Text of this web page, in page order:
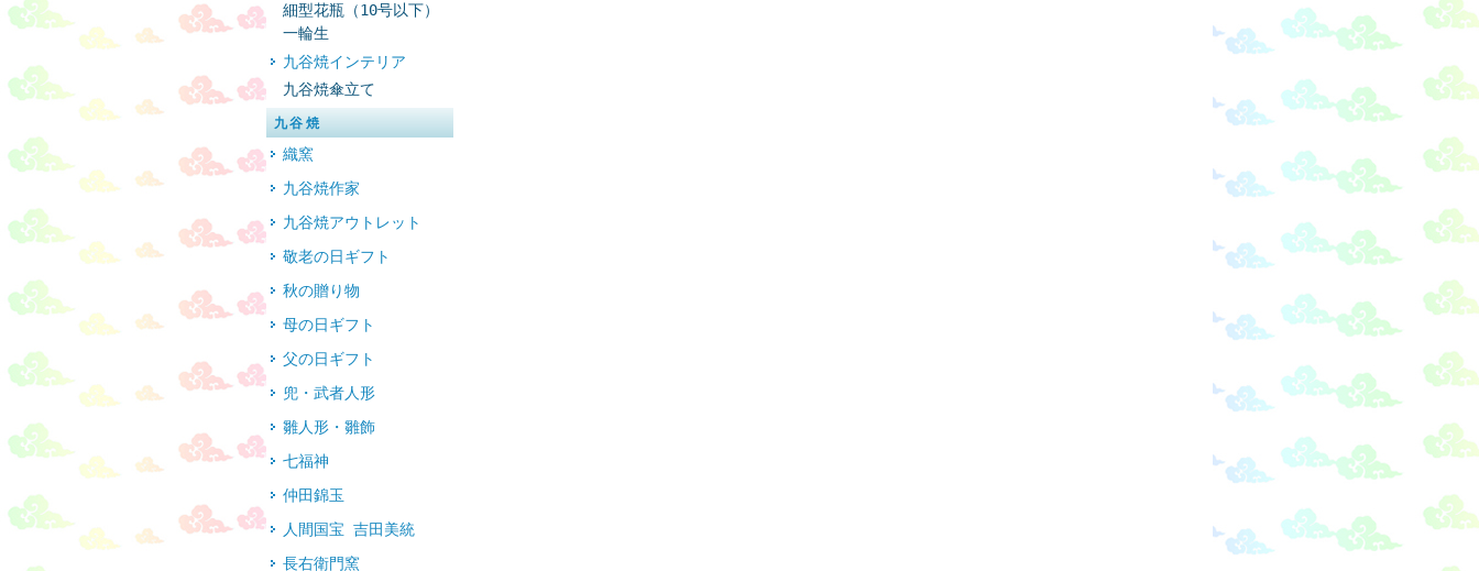
細型花瓶（10号以下）
一輪生
九谷焼インテリア
九谷焼傘立て
九谷焼
織窯
九谷焼作家
九谷焼アウトレット
敬老の日ギフト
秋の贈り物
母の日ギフト
父の日ギフト
兜・武者人形
雛人形・雛飾
七福神
仲田錦玉
人間国宝 吉田美統
長右衛門窯